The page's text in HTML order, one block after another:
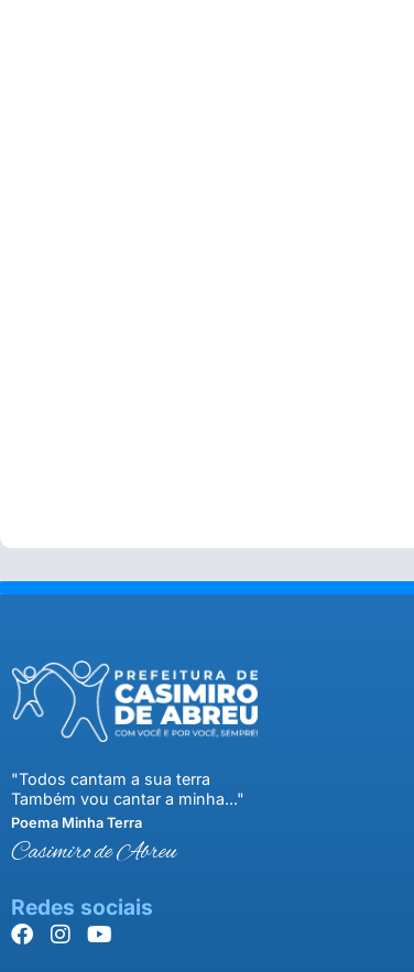
"Todos cantam a sua terra
Também vou cantar a minha..."
Poema Minha Terra
Casimiro de Abreu
Redes sociais